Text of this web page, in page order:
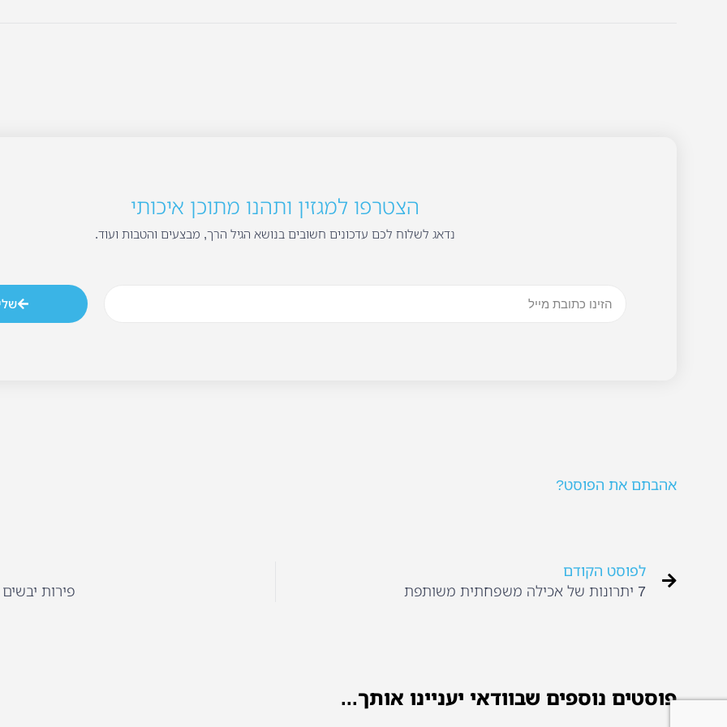
הצטרפו למגזין ותהנו מתוכן איכותי
נדאג לשלוח לכם עדכונים חשובים בנושא הגיל הרך, מבצעים והטבות ועוד.
אהבתם את הפוסט?
לפוסט הקודם
7 יתרונות של אכילה משפחתית משותפת
פירות יבשים
פוסטים נוספים שבוודאי יעניינו אותך...